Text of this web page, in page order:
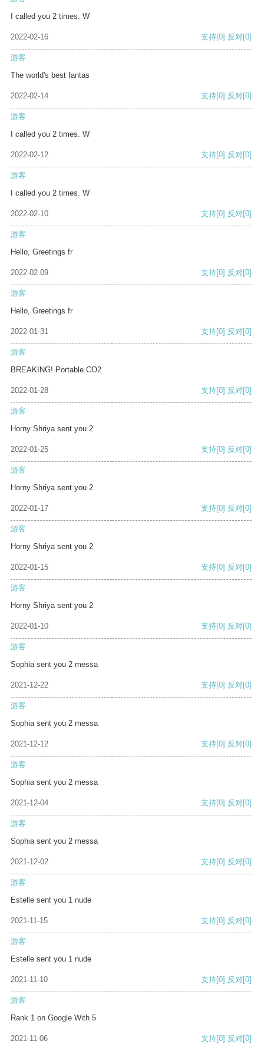
I called you 2 times. W
2022-02-16 支持[0] 反对[0]
游客
The world's best fantas
2022-02-14 支持[0] 反对[0]
游客
I called you 2 times. W
2022-02-12 支持[0] 反对[0]
游客
I called you 2 times. W
2022-02-10 支持[0] 反对[0]
游客
Hello, Greetings fr
2022-02-09 支持[0] 反对[0]
游客
Hello, Greetings fr
2022-01-31 支持[0] 反对[0]
游客
BREAKING! Portable CO2
2022-01-28 支持[0] 反对[0]
游客
Horny Shriya sent you 2
2022-01-25 支持[0] 反对[0]
游客
Horny Shriya sent you 2
2022-01-17 支持[0] 反对[0]
游客
Horny Shriya sent you 2
2022-01-15 支持[0] 反对[0]
游客
Horny Shriya sent you 2
2022-01-10 支持[0] 反对[0]
游客
Sophia sent you 2 messa
2021-12-22 支持[0] 反对[0]
游客
Sophia sent you 2 messa
2021-12-12 支持[0] 反对[0]
游客
Sophia sent you 2 messa
2021-12-04 支持[0] 反对[0]
游客
Sophia sent you 2 messa
2021-12-02 支持[0] 反对[0]
游客
Estelle sent you 1 nude
2021-11-15 支持[0] 反对[0]
游客
Estelle sent you 1 nude
2021-11-10 支持[0] 反对[0]
游客
Rank 1 on Google With 5
2021-11-06 支持[0] 反对[0]